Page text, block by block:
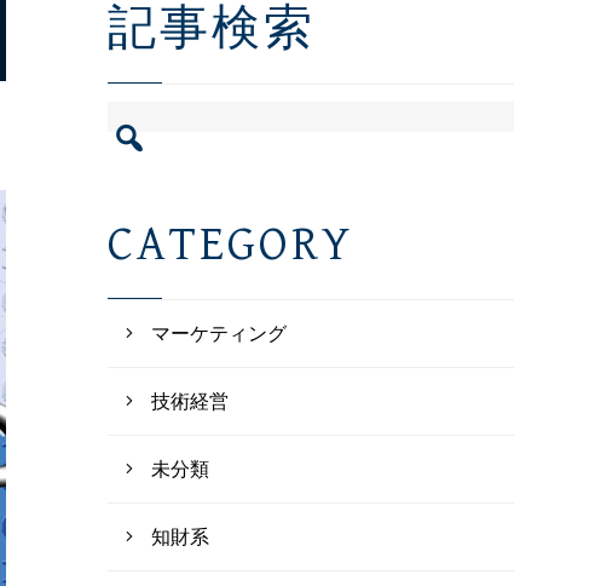
記事検索
CATEGORY
マーケティング
技術経営
未分類
知財系